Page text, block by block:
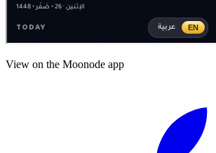
View on the Moonode app